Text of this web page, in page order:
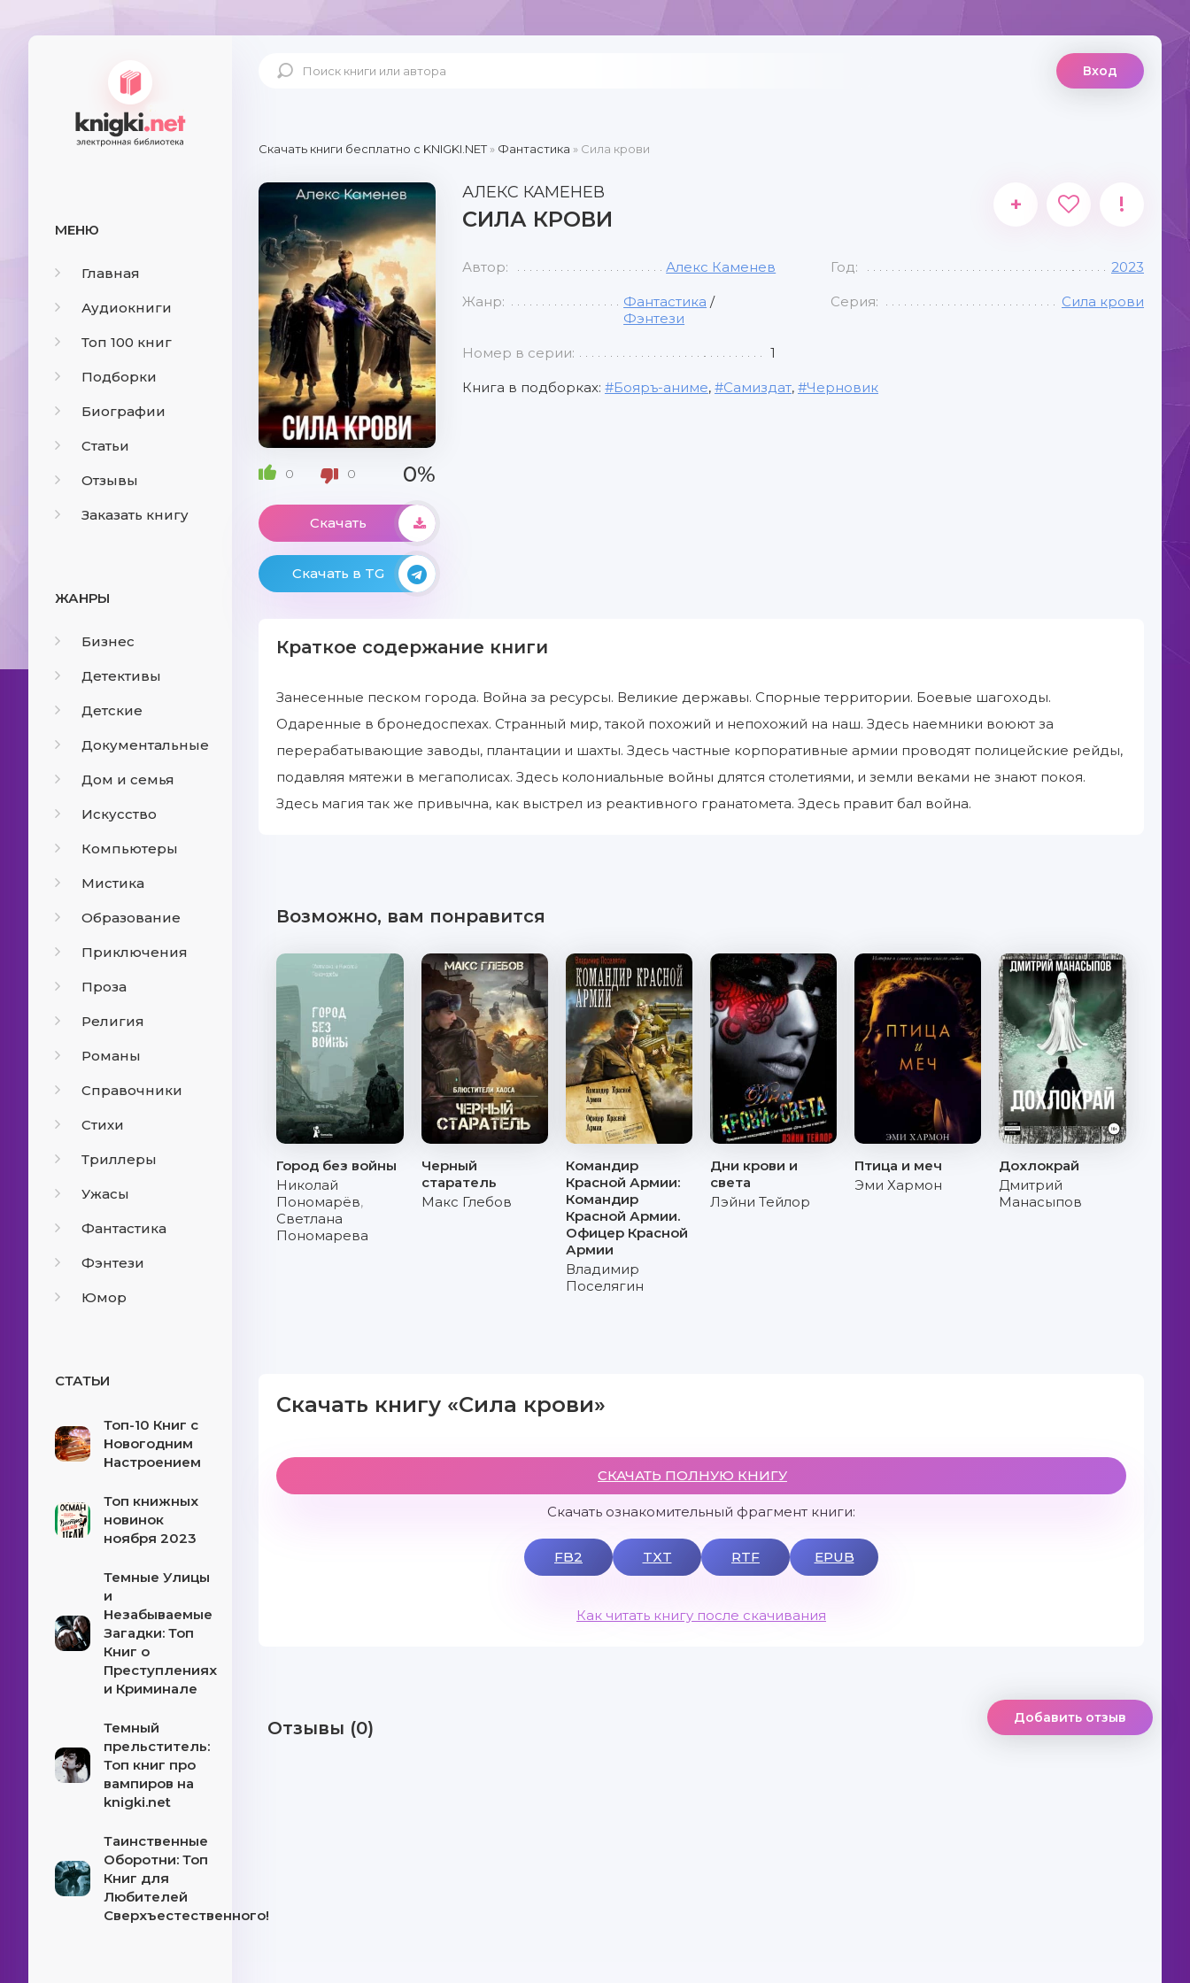
МЕНЮ
Главная
Аудиокниги
Топ 100 книг
Подборки
Биографии
Статьи
Отзывы
Заказать книгу
ЖАНРЫ
Бизнес
Детективы
Детские
Документальные
Дом и семья
Искусство
Компьютеры
Мистика
Образование
Приключения
Проза
Религия
Романы
Справочники
Стихи
Триллеры
Ужасы
Фантастика
Фэнтези
Юмор
СТАТЬИ
Топ-10 Книг с
Новогодним
Настроением
Топ книжных
новинок
ноября 2023
Темные Улицы
и
Незабываемые
Загадки: Топ
Книг о
Преступлениях
и Криминале
Темный
прельститель:
Топ книг про
вампиров на
knigki.net
Таинственные
Оборотни: Топ
Книг для
Любителей
Сверхъестественного!
Вход
Скачать книги бесплатно c KNIGKI.NET» Фантастика » Сила крови
0 0 0%
Скачать
Скачать в TG
АЛЕКС КАМЕНЕВ
СИЛА КРОВИ
+ !
Автор: Алекс Каменев Год: 2023
Жанр: Фантастика /
Фэнтези
Серия: Сила крови
Номер в серии: 1
Книга в подборках: Бояръ-аниме, Самиздат, Черновик
Краткое содержание книги
Занесенные песком города. Война за ресурсы. Великие державы. Спорные территории. Боевые шагоходы.
Одаренные в бронедоспехах. Странный мир, такой похожий и непохожий на наш. Здесь наемники воюют за
перерабатывающие заводы, плантации и шахты. Здесь частные корпоративные армии проводят полицейские рейды,
подавляя мятежи в мегаполисах. Здесь колониальные войны длятся столетиями, и земли веками не знают покоя.
Здесь магия так же привычна, как выстрел из реактивного гранатомета. Здесь правит бал война.
Возможно, вам понравится
Город без войны
Николай
Пономарёв,
Светлана
Пономарева
Черный
старатель
Макс Глебов
Командир
Красной Армии:
Командир
Красной Армии.
Офицер Красной
Армии
Владимир
Поселягин
Дни крови и
света
Лэйни Тейлор
Птица и меч
Эми Хармон
Дохлокрай
Дмитрий
Манасыпов
Скачать книгу «Сила крови»
СКАЧАТЬ ПОЛНУЮ КНИГУ
Скачать ознакомительный фрагмент книги:
FB2 TXT RTF EPUB
Как читать книгу после скачивания
Отзывы (0) Добавить отзыв